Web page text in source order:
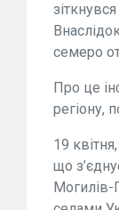
семеро
Про це
регіону,
19
що